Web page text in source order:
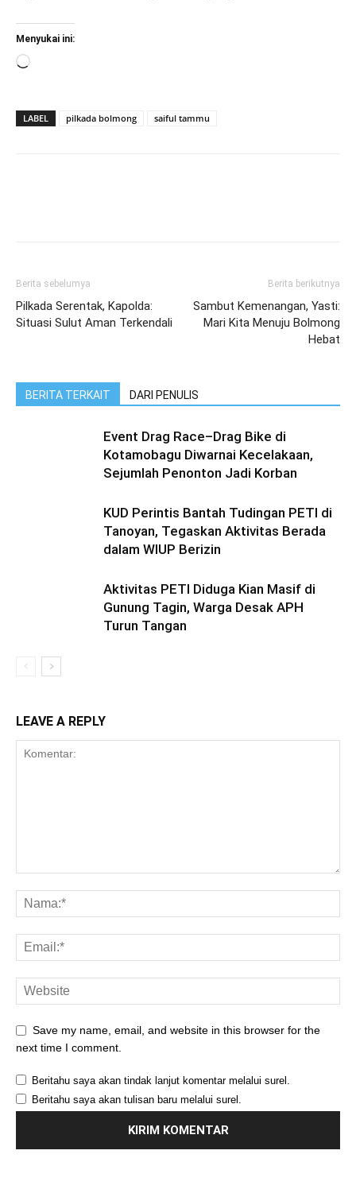
Menyukai ini:
Memuat...
LABEL pilkada bolmong saiful tammu
Berita sebelumya
Pilkada Serentak, Kapolda:
Situasi Sulut Aman Terkendali
Berita berikutnya
Sambut Kemenangan, Yasti:
Mari Kita Menuju Bolmong
Hebat
BERITA TERKAIT DARI PENULIS
Event Drag Race–Drag Bike di
Kotamobagu Diwarnai Kecelakaan,
Sejumlah Penonton Jadi Korban
KUD Perintis Bantah Tudingan PETI di
Tanoyan, Tegaskan Aktivitas Berada
dalam WIUP Berizin
Aktivitas PETI Diduga Kian Masif di
Gunung Tagin, Warga Desak APH
Turun Tangan
LEAVE A REPLY
Save my name, email, and website in this browser for the
next time I comment.
Beritahu saya akan tindak lanjut komentar melalui surel.
Beritahu saya akan tulisan baru melalui surel.